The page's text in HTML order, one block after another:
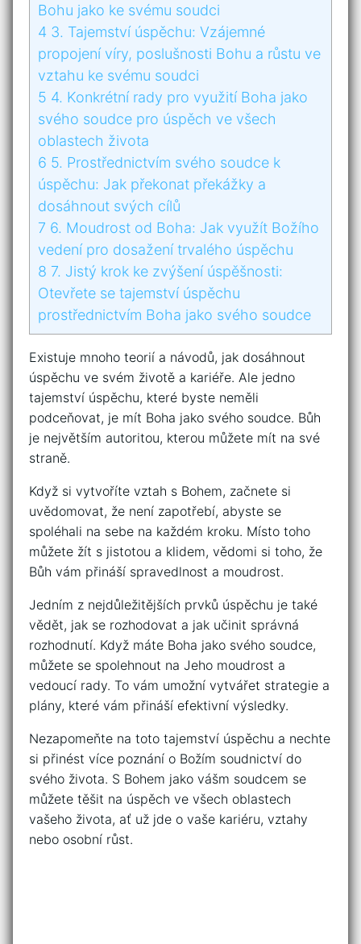
Bohu jako ke svému soudci
4 3. ‍Tajemství úspěchu:‍ Vzájemné
propojení víry, poslušnosti Bohu ‍a ⁣růstu ve
​vztahu ke svému soudci
5 4. Konkrétní rady pro ⁤využití Boha‍ jako
svého soudce ⁤pro úspěch ve všech
oblastech života
6 5. Prostřednictvím svého soudce k
úspěchu: Jak překonat překážky⁣ a
dosáhnout svých ⁣cílů
7 6. Moudrost od Boha: Jak využít Božího
vedení pro⁤ dosažení trvalého úspěchu
8 7. Jistý krok ke zvýšení úspěšnosti:
Otevřete se⁤ tajemství úspěchu
prostřednictvím Boha jako svého soudce
Existuje ⁤mnoho teorií a návodů, jak dosáhnout​
úspěchu ‍ve svém životě a kariéře.‍ Ale jedno⁢
tajemství úspěchu, které byste neměli ​
podceňovat, je mít ‍Boha jako svého soudce. Bůh
je největším autoritou, kterou můžete mít na své
straně.
Když si vytvoříte vztah s ⁣Bohem, ⁢začnete si
uvědomovat, že není zapotřebí, abyste⁤ se
spoléhali na sebe na každém kroku. Místo toho
můžete žít s jistotou a klidem, vědomi si ​toho, ⁤že
Bůh⁣ vám přináší spravedlnost ⁢a moudrost.
Jedním‍ z nejdůležitějších prvků úspěchu⁣ je⁤ také
vědět, ‍jak se rozhodovat⁤ a jak učinit správná
rozhodnutí. Když máte‍ Boha‌ jako svého ‍soudce,
můžete se spolehnout na‍ Jeho moudrost​ a
vedoucí rady. ‍To vám umožní vytvářet strategie a
plány, které vám přináší efektivní výsledky.
Nezapomeňte​ na ⁢toto tajemství úspěchu a nechte
⁤si přinést více poznání o Božím soudnictví do​
svého života. ​S Bohem jako vášm soudcem ⁤se
můžete těšit na úspěch ve ‌všech oblastech
vašeho‌ života,‍ ať už⁤ jde⁢ o vaše kariéru, vztahy
nebo ⁢osobní růst.